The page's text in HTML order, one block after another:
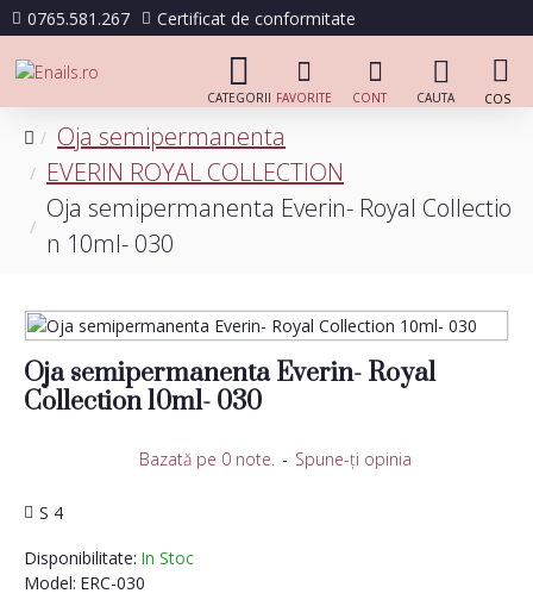
0765.581.267 Certificat de conformitate
Oja semipermanenta
EVERIN ROYAL COLLECTION
Oja semipermanenta Everin- Royal Collectio
n 10ml- 030
Oja semipermanenta Everin- Royal
Collection 10ml- 030
Disponibilitate: In Stoc
Model: ERC-030
S 4
Bazată pe 0 note. - Spune-ţi opinia